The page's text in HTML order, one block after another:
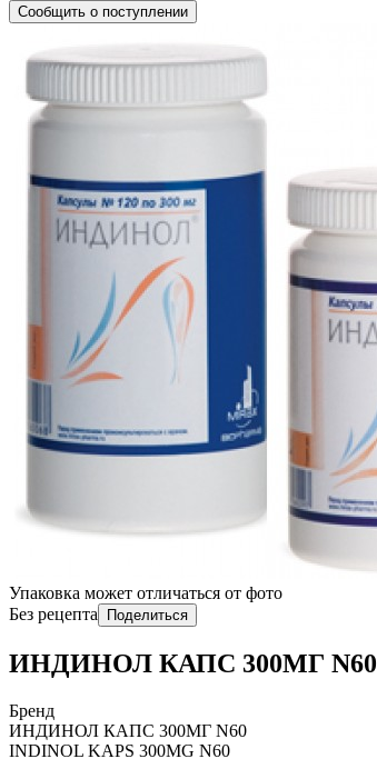
Сообщить о поступлении
Упаковка может отличаться от фото
Без рецепта
Поделиться
ИНДИНОЛ КАПС 300МГ N60
Бренд
ИНДИНОЛ КАПС 300МГ N60
INDINOL KAPS 300MG N60